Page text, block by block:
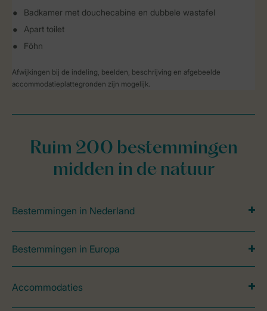
Badkamer met douchecabine en dubbele wastafel
Apart toilet
Föhn
Afwijkingen bij de indeling, beelden, beschrijving en afgebeelde
accommodatieplattegronden zijn mogelijk.
Ruim 200 bestemmingen
midden in de natuur
Bestemmingen in Nederland
Bestemmingen in Europa
Accommodaties